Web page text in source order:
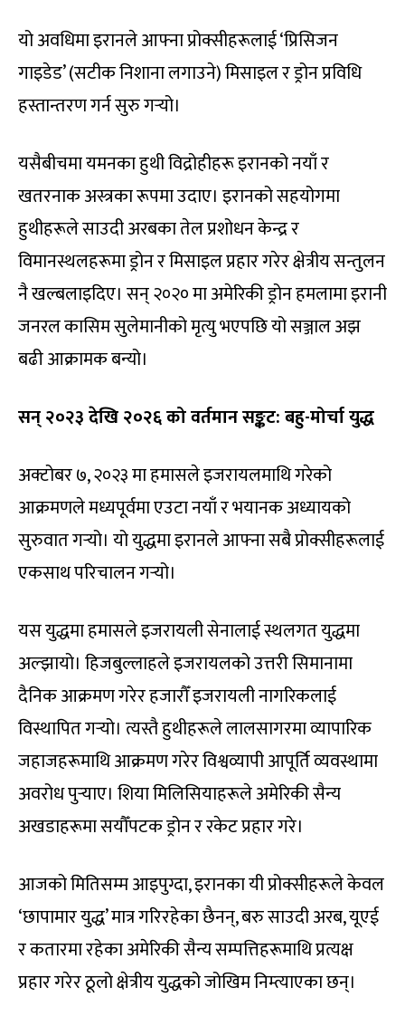
यो अवधिमा इरानले आफ्ना प्रोक्सीहरूलाई ‘प्रिसिजन
गाइडेड’ (सटीक निशाना लगाउने) मिसाइल र ड्रोन प्रविधि
हस्तान्तरण गर्न सुरु गर्‍यो।
यसैबीचमा यमनका हुथी विद्रोहीहरू इरानको नयाँ र
खतरनाक अस्त्रका रूपमा उदाए। इरानको सहयोगमा
हुथीहरूले साउदी अरबका तेल प्रशोधन केन्द्र र
विमानस्थलहरूमा ड्रोन र मिसाइल प्रहार गरेर क्षेत्रीय सन्तुलन
नै खल्बलाइदिए। सन् २०२० मा अमेरिकी ड्रोन हमलामा इरानी
जनरल कासिम सुलेमानीको मृत्यु भएपछि यो सञ्जाल अझ
बढी आक्रामक बन्यो।
सन् २०२३ देखि २०२६ को वर्तमान सङ्कट: बहु-मोर्चा युद्ध
अक्टोबर ७, २०२३ मा हमासले इजरायलमाथि गरेको
आक्रमणले मध्यपूर्वमा एउटा नयाँ र भयानक अध्यायको
सुरुवात गर्‍यो। यो युद्धमा इरानले आफ्ना सबै प्रोक्सीहरूलाई
एकसाथ परिचालन गर्‍यो।
यस युद्धमा हमासले इजरायली सेनालाई स्थलगत युद्धमा
अल्झायो। हिजबुल्लाहले इजरायलको उत्तरी सिमानामा
दैनिक आक्रमण गरेर हजारौँ इजरायली नागरिकलाई
विस्थापित गर्‍यो। त्यस्तै हुथीहरूले लालसागरमा व्यापारिक
जहाजहरूमाथि आक्रमण गरेर विश्वव्यापी आपूर्ति व्यवस्थामा
अवरोध पुर्‍याए। शिया मिलिसियाहरूले अमेरिकी सैन्य
अखडाहरूमा सयौँपटक ड्रोन र रकेट प्रहार गरे।
आजको मितिसम्म आइपुग्दा, इरानका यी प्रोक्सीहरूले केवल
‘छापामार युद्ध’ मात्र गरिरहेका छैनन्, बरु साउदी अरब, यूएई
र कतारमा रहेका अमेरिकी सैन्य सम्पत्तिहरूमाथि प्रत्यक्ष
प्रहार गरेर ठूलो क्षेत्रीय युद्धको जोखिम निम्त्याएका छन्।